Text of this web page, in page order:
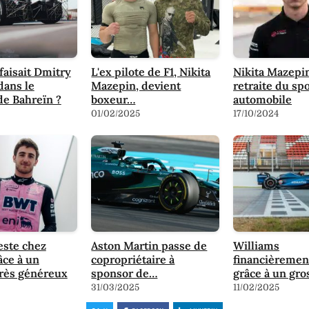
Dmitry
le
Bahreïn ?
L'ex pilote de F1, Nikita
Mazepin, devient
boxeur…
01/02/2025
Nikita
retraite du
automobile
17/10/2024
chez
à un
généreux
Aston Martin passe de
copropriétaire à
sponsor de…
31/03/2025
Williams
grâce à un
11/02/2025